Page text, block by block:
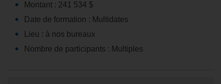
Montant : 241 534 $
Date de formation : Multidates
Lieu : à nos bureaux
Nombre de participants : Multiples